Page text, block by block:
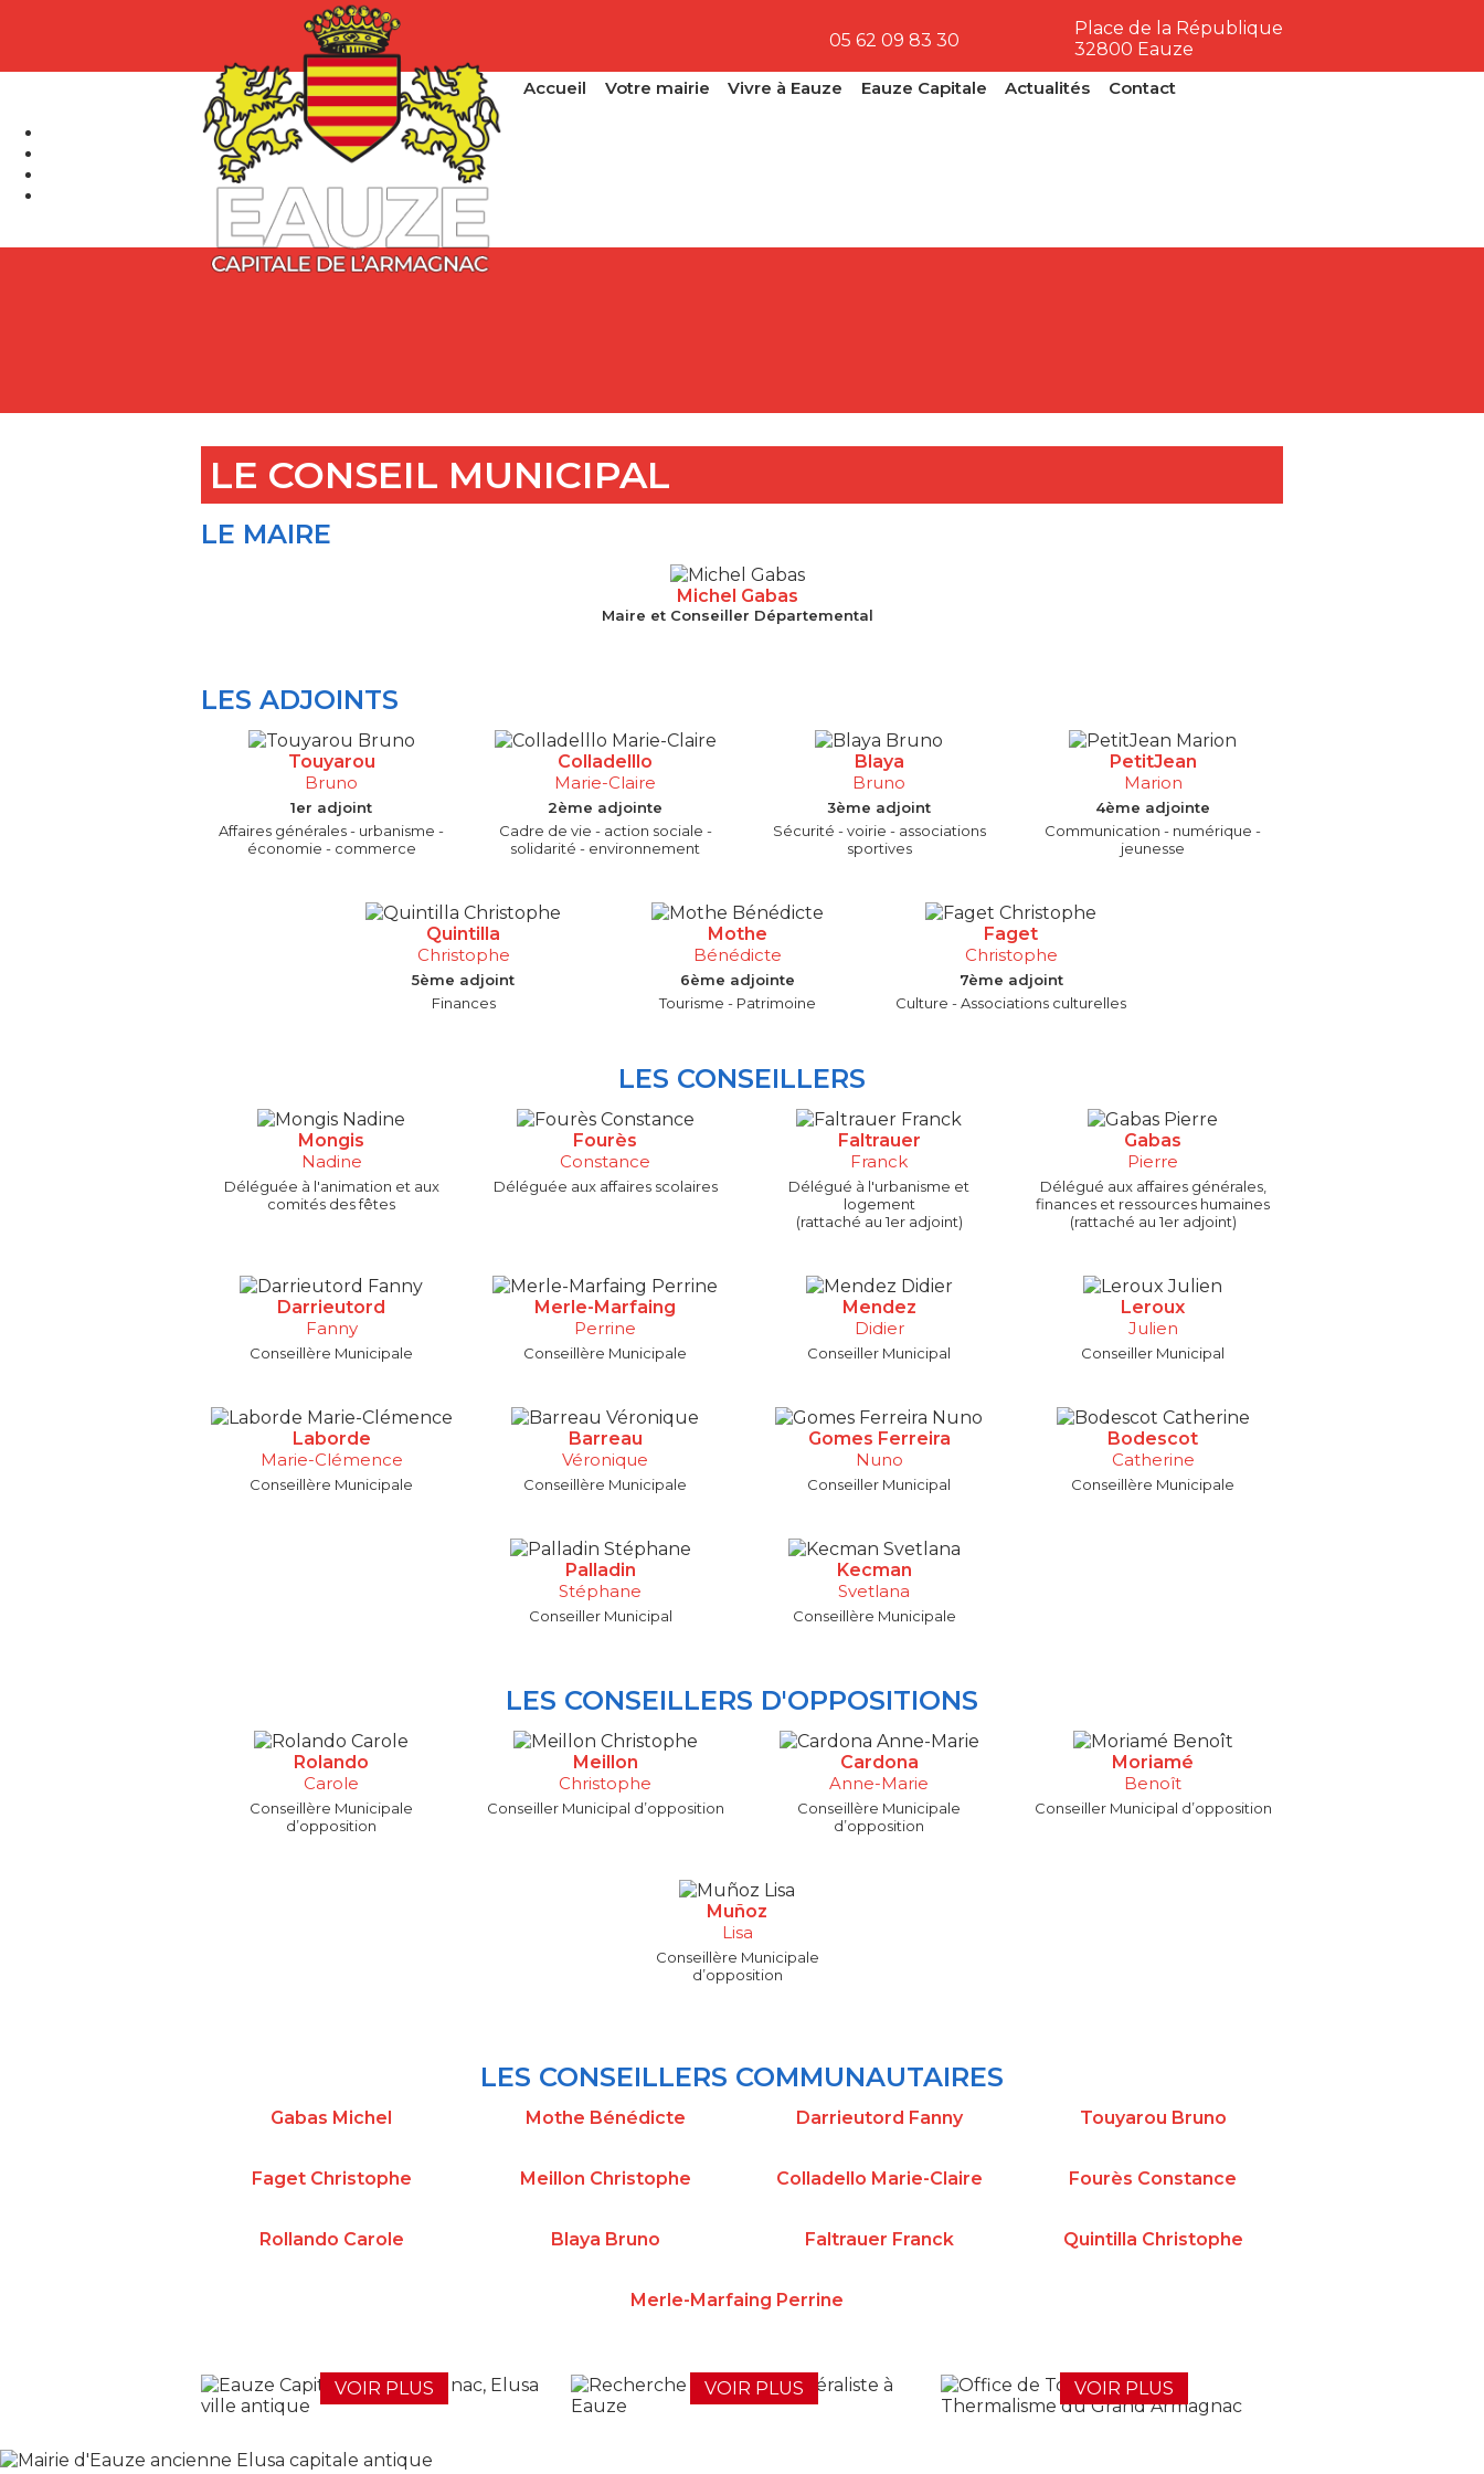
05 62 09 83 30
Place de la République
32800 Eauze
Accueil
Votre mairie Vivre à Eauze Eauze Capitale Actualités Contact
LE CONSEIL MUNICIPAL
LE MAIRE
Michel Gabas
Maire et Conseiller Départemental
LES ADJOINTS
Touyarou
Bruno
1er adjoint
Affaires générales - urbanisme -
économie - commerce
Colladelllo
Marie-Claire
2ème adjointe
Cadre de vie - action sociale -
solidarité - environnement
Blaya
Bruno
3ème adjoint
Sécurité - voirie - associations
sportives
PetitJean
Marion
4ème adjointe
Communication - numérique -
jeunesse
Quintilla
Christophe
5ème adjoint
Finances
Mothe
Bénédicte
6ème adjointe
Tourisme - Patrimoine
Faget
Christophe
7ème adjoint
Culture - Associations culturelles
LES CONSEILLERS
Mongis
Nadine
Déléguée à l'animation et aux
comités des fêtes
Fourès
Constance
Déléguée aux affaires scolaires
Faltrauer
Franck
Délégué à l'urbanisme et
logement
(rattaché au 1er adjoint)
Gabas
Pierre
Délégué aux affaires générales,
finances et ressources humaines
(rattaché au 1er adjoint)
Darrieutord
Fanny
Conseillère Municipale
Merle-Marfaing
Perrine
Conseillère Municipale
Mendez
Didier
Conseiller Municipal
Leroux
Julien
Conseiller Municipal
Laborde
Marie-Clémence
Conseillère Municipale
Barreau
Véronique
Conseillère Municipale
Gomes Ferreira
Nuno
Conseiller Municipal
Bodescot
Catherine
Conseillère Municipale
Palladin
Stéphane
Conseiller Municipal
Kecman
Svetlana
Conseillère Municipale
LES CONSEILLERS D'OPPOSITIONS
Rolando
Carole
Conseillère Municipale
d’opposition
Meillon
Christophe
Conseiller Municipal d’opposition
Cardona
Anne-Marie
Conseillère Municipale
d’opposition
Moriamé
Benoît
Conseiller Municipal d’opposition
Muñoz
Lisa
Conseillère Municipale
d’opposition
LES CONSEILLERS COMMUNAUTAIRES
Gabas Michel Mothe Bénédicte Darrieutord Fanny Touyarou Bruno
Faget Christophe Meillon Christophe Colladello Marie-Claire Fourès Constance
Rollando Carole Blaya Bruno Faltrauer Franck Quintilla Christophe
Merle-Marfaing Perrine
VOIR PLUS VOIR PLUS VOIR PLUS